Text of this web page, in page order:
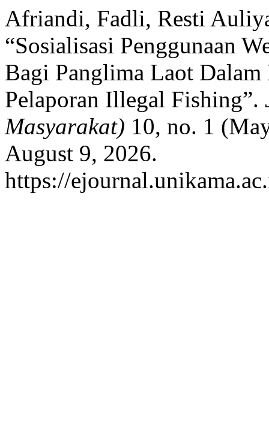
Afriandi, Fadli, Resti
“Sosialisasi Penggunaan
Bagi Panglima Laot
Pelaporan Illegal Fishing”.
Masyarakat) 10, no. 1
August 9, 2026.
https://